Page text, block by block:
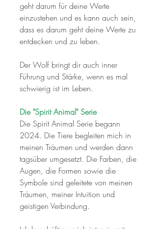
geht darum für deine Werte
einzustehen und es kann auch sein,
dass es darum geht deine Werte zu
entdecken und zu leben.
Der Wolf bringt dir auch inner
Führung und Stärke, wenn es mal
schwierig ist im Leben.
Die "Spirit Animal" Serie
Die Spirit Animal Serie begann
2024. Die Tiere begleiten mich in
meinen Träumen und werden dann
tagsüber umgesetzt. Die Farben, die
Augen, die Formen sowie die
Symbole sind geleitete von meinen
Träumen, meiner Intuition und
geistigen Verbindung.